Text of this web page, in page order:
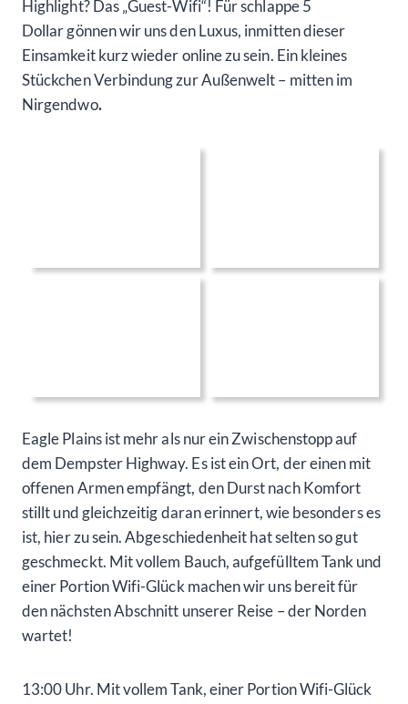
Highlight? Das „Guest-Wifi“! Für schlappe 5
Dollar gönnen wir uns den Luxus, inmitten dieser
Einsamkeit kurz wieder online zu sein. Ein kleines
Stückchen Verbindung zur Außenwelt – mitten im
Nirgendwo.
Eagle Plains ist mehr als nur ein Zwischenstopp auf
dem Dempster Highway. Es ist ein Ort, der einen mit
offenen Armen empfängt, den Durst nach Komfort
stillt und gleichzeitig daran erinnert, wie besonders es
ist, hier zu sein. Abgeschiedenheit hat selten so gut
geschmeckt. Mit vollem Bauch, aufgefülltem Tank und
einer Portion Wifi-Glück machen wir uns bereit für
den nächsten Abschnitt unserer Reise – der Norden
wartet!
13:00 Uhr. Mit vollem Tank, einer Portion Wifi-Glück